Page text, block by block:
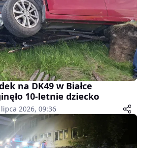
na DK49 w Białce
10-letnie dziecko
2026, 09:36